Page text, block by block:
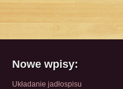
Nowe wpisy:
Układanie jadłospisu